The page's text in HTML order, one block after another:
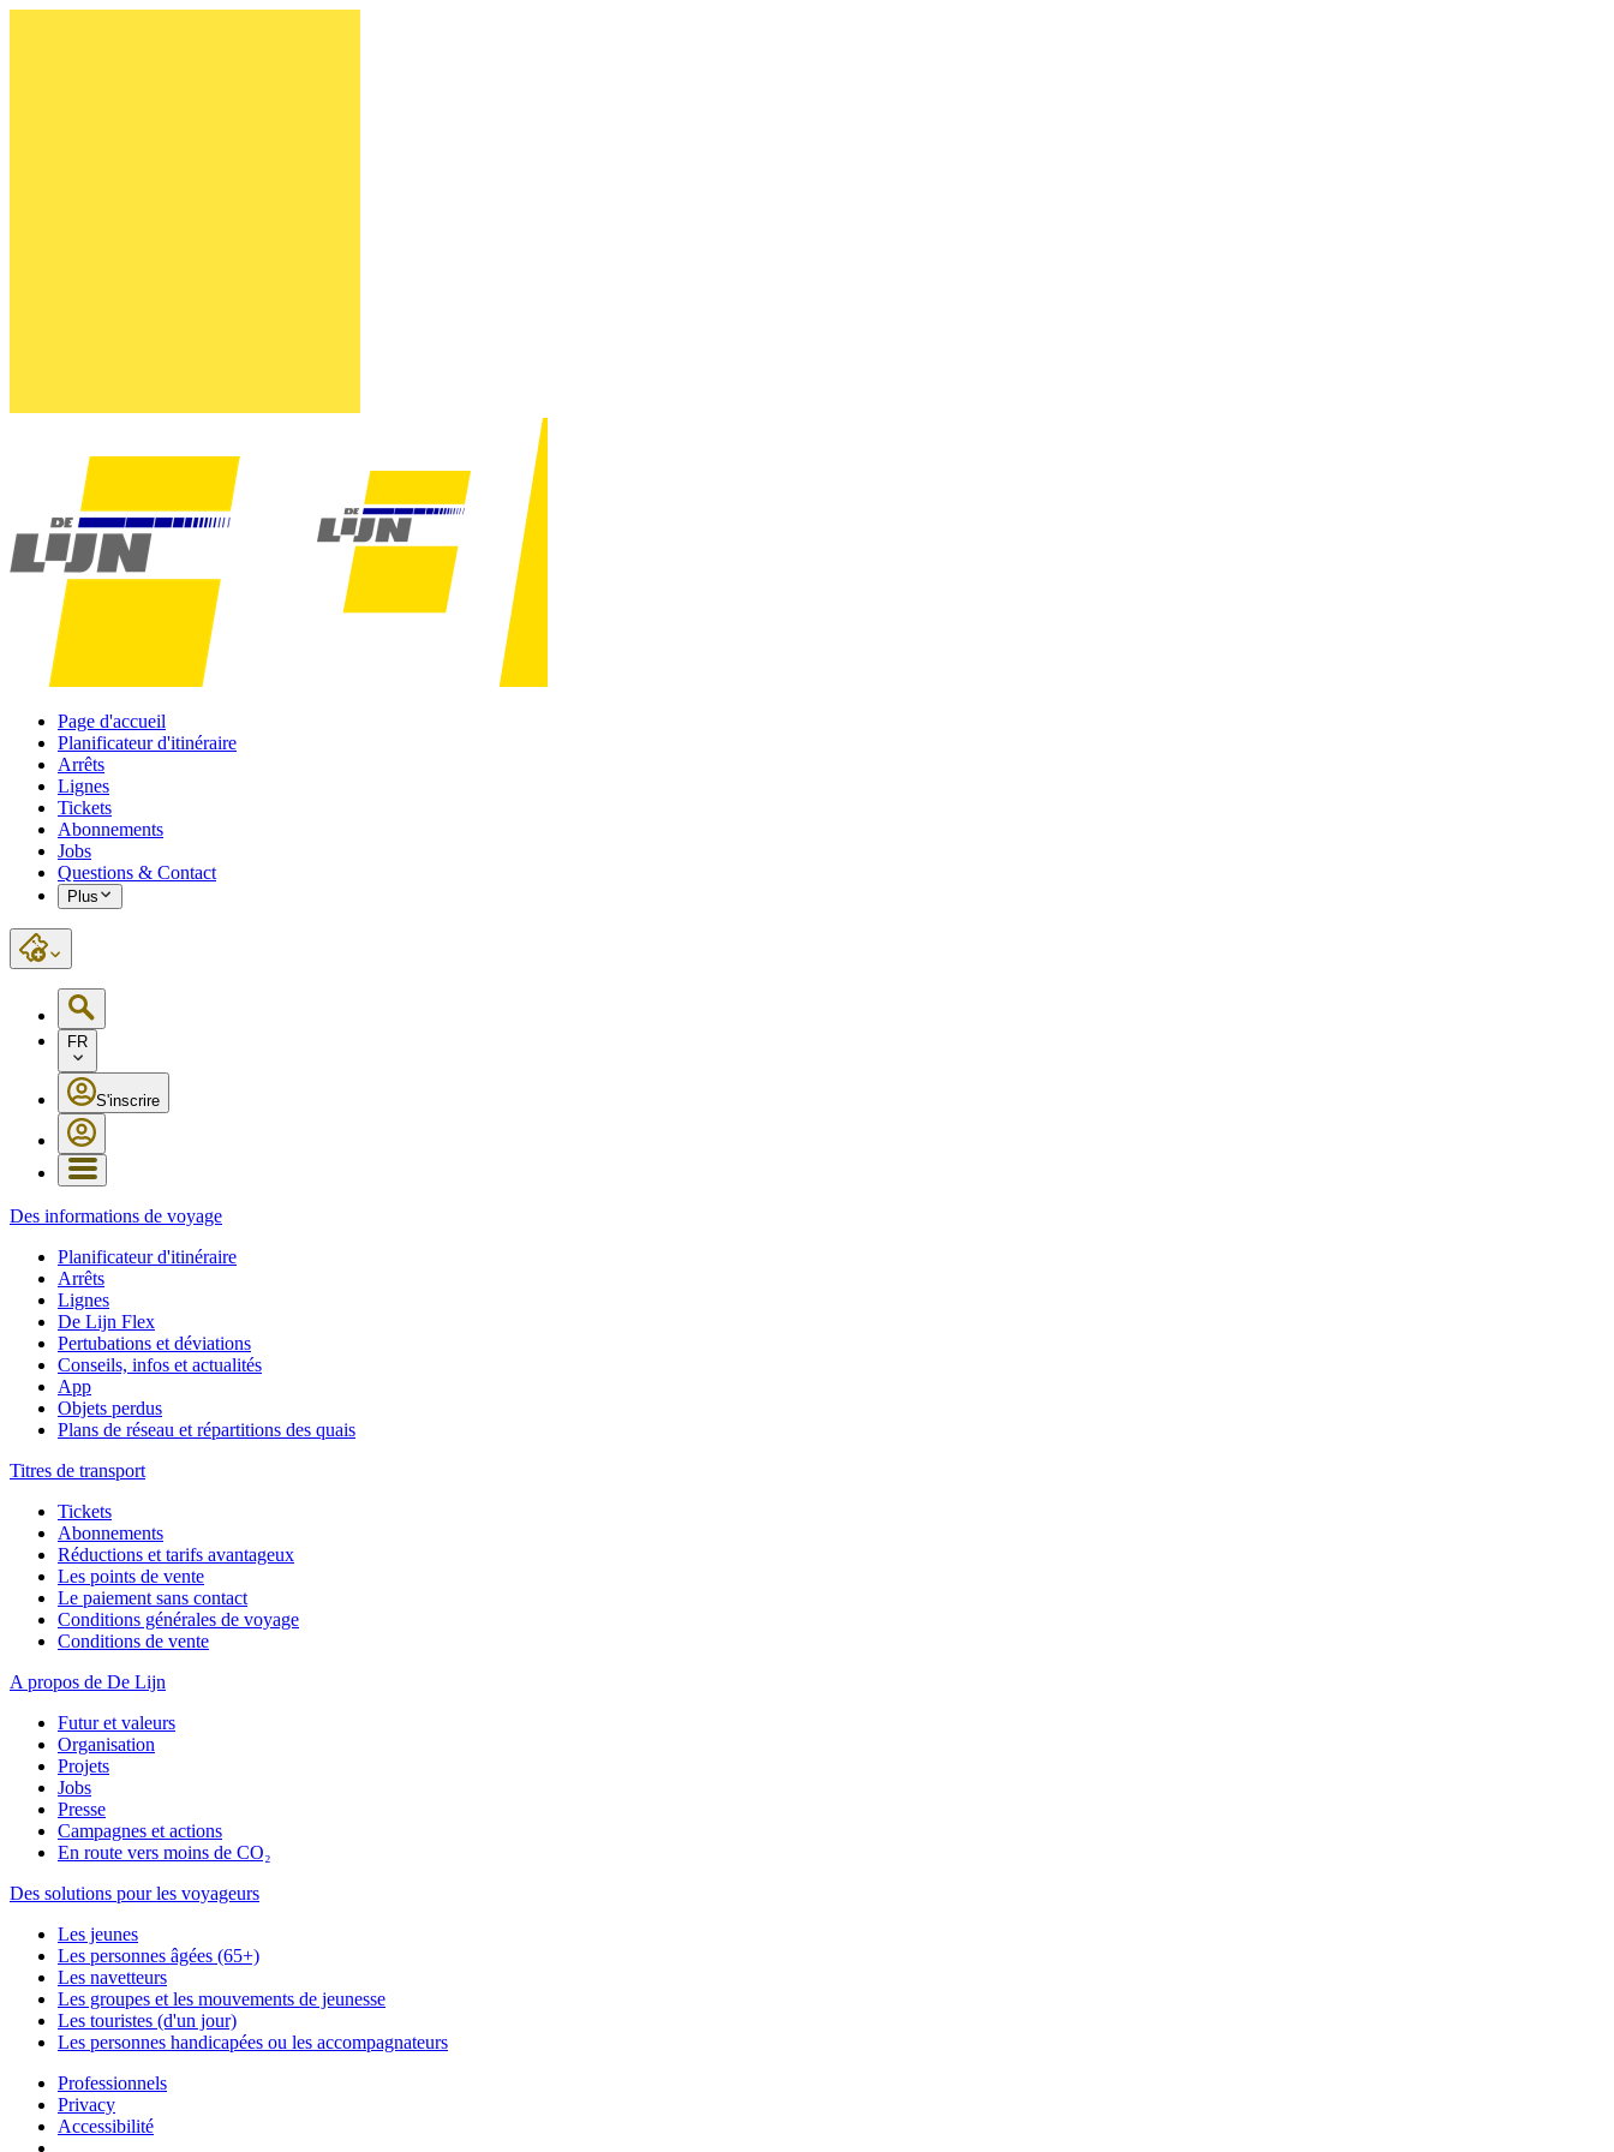
Page d'accueil
Planificateur d'itinéraire
Arrêts
Lignes
Tickets
Abonnements
Jobs
Questions & Contact
Plus
FR
S'inscrire
Des informations de voyage
Planificateur d'itinéraire
Arrêts
Lignes
De Lijn Flex
Pertubations et déviations
Conseils, infos et actualités
App
Objets perdus
Plans de réseau et répartitions des quais
Titres de transport
Tickets
Abonnements
Réductions et tarifs avantageux
Les points de vente
Le paiement sans contact
Conditions générales de voyage
Conditions de vente
A propos de De Lijn
Futur et valeurs
Organisation
Projets
Jobs
Presse
Campagnes et actions
En route vers moins de CO₂
Des solutions pour les voyageurs
Les jeunes
Les personnes âgées (65+)
Les navetteurs
Les groupes et les mouvements de jeunesse
Les touristes (d'un jour)
Les personnes handicapées ou les accompagnateurs
Professionnels
Privacy
Accessibilité